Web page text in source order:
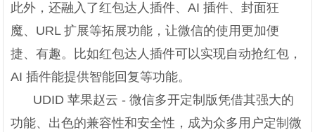
此外，还融入了红包达人插件、AI 插件、封面狂
魔、URL 扩展等拓展功能，让微信的使用更加便
捷、有趣。比如红包达人插件可以实现自动抢红包，
AI 插件能提供智能回复等功能。
UDID 苹果赵云 - 微信多开定制版凭借其强大的
功能、出色的兼容性和安全性，成为众多用户定制微